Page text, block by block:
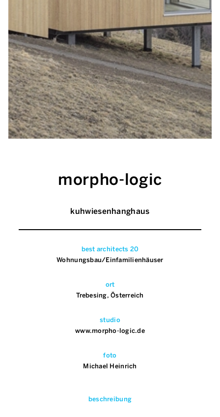
morpho-logic
kuhwiesenhanghaus
best architects 20
Wohnungsbau/Einfamilienhäuser
ort
Trebesing, Österreich
studio
www.morpho-logic.de
foto
Michael Heinrich
beschreibung